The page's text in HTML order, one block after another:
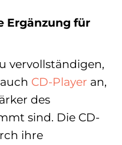
Ergänzung für
vervollständigen,
CD-Player an,
des
sind. Die CD-
ihre